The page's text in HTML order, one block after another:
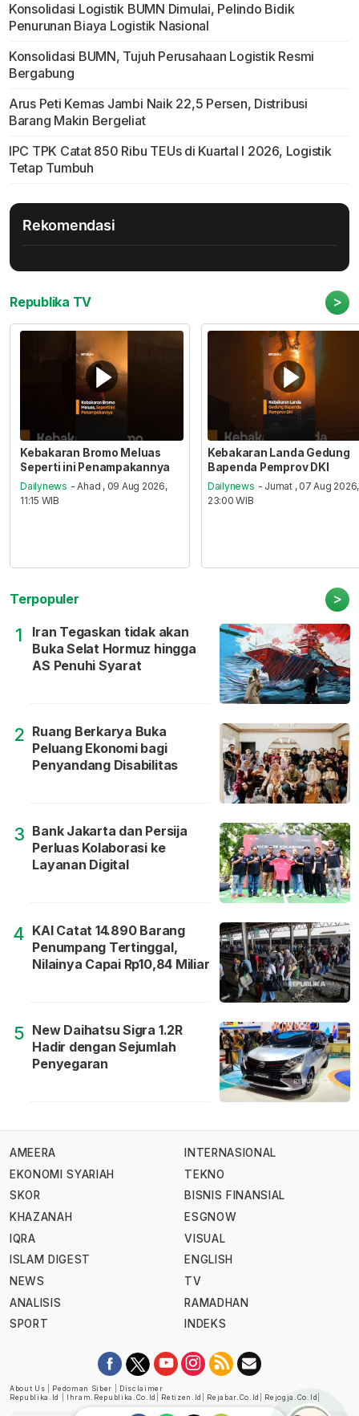
Konsolidasi Logistik BUMN Dimulai, Pelindo Bidik
Penurunan Biaya Logistik Nasional
Konsolidasi BUMN, Tujuh Perusahaan Logistik Resmi
Bergabung
Arus Peti Kemas Jambi Naik 22,5 Persen, Distribusi
Barang Makin Bergeliat
IPC TPK Catat 850 Ribu TEUs di Kuartal I 2026, Logistik
Tetap Tumbuh
Rekomendasi
Republika TV >
Kebakaran Bromo Meluas
Seperti ini Penampakannya
Dailynews - Ahad , 09 Aug 2026,
11:15 WIB
Kebakaran Landa Gedung
Bapenda Pemprov DKI
Dailynews - Jumat , 07 Aug 2026,
23:00 WIB
Terpopuler >
1
Iran Tegaskan tidak akan
Buka Selat Hormuz hingga
AS Penuhi Syarat
2 Ruang Berkarya Buka
Peluang Ekonomi bagi
Penyandang Disabilitas
3 Bank Jakarta dan Persija
Perluas Kolaborasi ke
Layanan Digital
4 KAI Catat 14.890 Barang
Penumpang Tertinggal,
Nilainya Capai Rp10,84 Miliar
5 New Daihatsu Sigra 1.2R
Hadir dengan Sejumlah
Penyegaran
AMEERA
EKONOMI SYARIAH
SKOR
KHAZANAH
IQRA
ISLAM DIGEST
NEWS
ANALISIS
SPORT
INTERNASIONAL
TEKNO
BISNIS FINANSIAL
ESGNOW
VISUAL
ENGLISH
TV
RAMADHAN
INDEKS
About Us Pedoman Siber
Disclaimer
Republika.id
Ihram.republika.co.id Retizen.id Rejabar.co.id Rejogja.co.id